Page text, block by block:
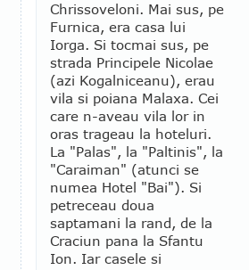
Chrissoveloni. Mai sus, pe
Furnica, era casa lui
Iorga. Si tocmai sus, pe
strada Principele Nicolae
(azi Kogalniceanu), erau
vila si poiana Malaxa. Cei
care n-aveau vila lor in
oras trageau la hoteluri.
La "Palas", la "Paltinis", la
"Caraiman" (atunci se
numea Hotel "Bai"). Si
petreceau doua
saptamani la rand, de la
Craciun pana la Sfantu
Ion. Iar casele si